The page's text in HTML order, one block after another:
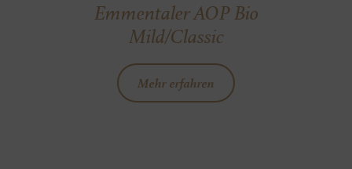
Emmentaler AOP Bio
Mild/Classic
Mehr erfahren